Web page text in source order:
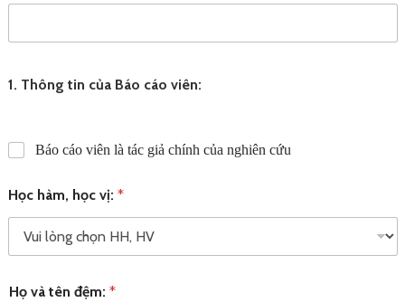
1. Thông tin của Báo cáo viên:
Báo cáo viên là tác giả chính của nghiên cứu
Học hàm, học vị: *
Họ và tên đệm: *